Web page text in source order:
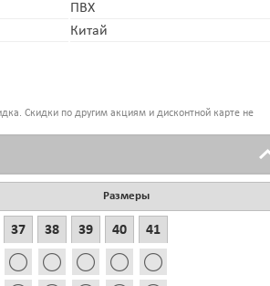
ПВХ
Китай
Скидки по другим акциям и дисконтной карте не
Размеры
37 38 39 40 41